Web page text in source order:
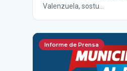
Valenzuela, sostu…
Informe de Prensa